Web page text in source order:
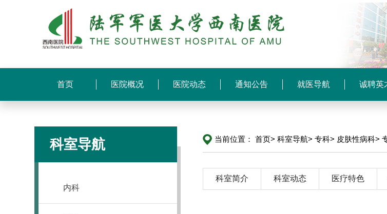
首页 医院概况 医院动态 通知公告 就医导航 诚聘英
科室导航
内科
当前位置： 首页> 科室导航> 专科> 皮肤性病科>
科室简介 科室动态 医疗特色